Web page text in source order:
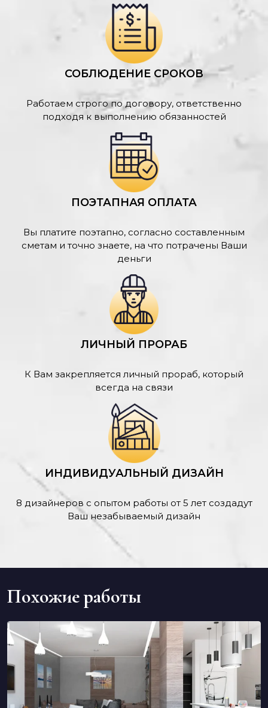
СОБЛЮДЕНИЕ СРОКОВ
Работаем строго по договору, ответственно
подходя к выполнению обязанностей
ПОЭТАПНАЯ ОПЛАТА
Вы платите поэтапно, согласно составленным
сметам и точно знаете, на что потрачены Ваши
деньги
ЛИЧНЫЙ ПРОРАБ
К Вам закрепляется личный прораб, который
всегда на связи
ИНДИВИДУАЛЬНЫЙ ДИЗАЙН
8 дизайнеров с опытом работы от 5 лет создадут
Ваш незабываемый дизайн
Похожие работы